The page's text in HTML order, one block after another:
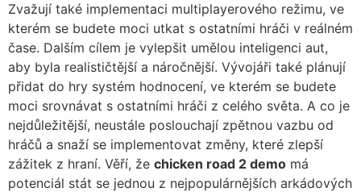
Zvažují také implementaci multiplayerového režimu, ve
kterém se budete moci utkat s ostatními hráči v reálném
čase. Dalším cílem je vylepšit umělou inteligenci aut,
aby byla realističtější a náročnější. Vývojáři také plánují
přidat do hry systém hodnocení, ve kterém se budete
moci srovnávat s ostatními hráči z celého světa. A co je
nejdůležitější, neustále poslouchají zpětnou vazbu od
hráčů a snaží se implementovat změny, které zlepší
zážitek z hraní. Věří, že chicken road 2 demo má
potenciál stát se jednou z nejpopulárnějších arkádových